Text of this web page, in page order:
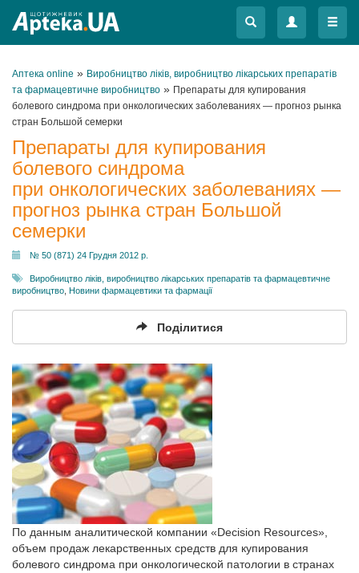
Меню
Меню
Аптека online » Виробництво ліків, виробництво лікарських препаратів
та фармацевтичне виробництво » Препараты для купирования
болевого синдрома при онкологических заболеваниях — прогноз рынка
стран Большой семерки
Препараты для купирования
болевого синдрома
при онкологических заболеваниях —
прогноз рынка стран Большой
семерки
№ 50 (871) 24 Грудня 2012 р.
Виробництво ліків, виробництво лікарських препаратів та фармацевтичне
виробництво Новини фармацевтики та фармації
Поділитися
По данным аналитической компании «Decision Resources»,
объем продаж лекарственных средств для купирования
болевого синдрома при онкологической патологии в странах